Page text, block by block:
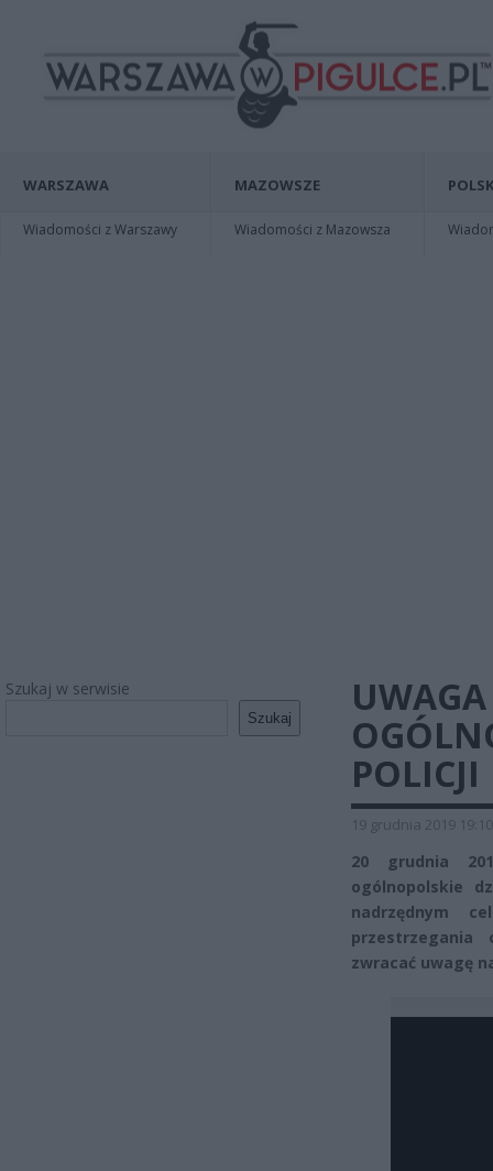
WARSZAWA
Wiadomości z Warszawy
MAZOWSZE
Wiadomości z Mazowsza
Szukaj w serwisie
Szukaj
POLICJI
19 grudnia 2019 19:10
20 grudnia
ogólnopolskie
nadrzędnym
przestrzegania
zwracać uwagę